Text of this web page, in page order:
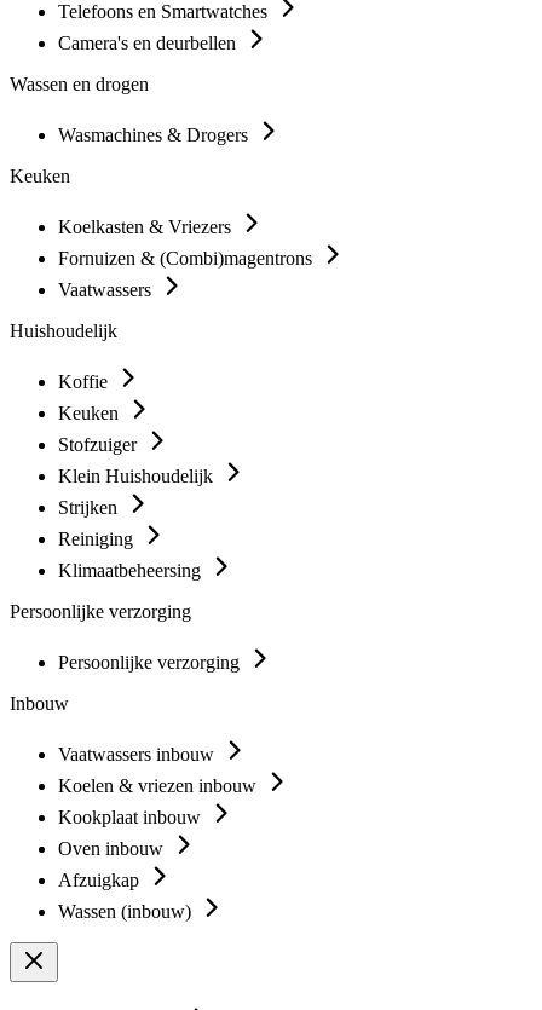
Telefoons en Smartwatches
Camera's en deurbellen
Wassen en drogen
Wasmachines & Drogers
Keuken
Koelkasten & Vriezers
Fornuizen & (Combi)magentrons
Vaatwassers
Huishoudelijk
Koffie
Keuken
Stofzuiger
Klein Huishoudelijk
Strijken
Reiniging
Klimaatbeheersing
Persoonlijke verzorging
Persoonlijke verzorging
Inbouw
Vaatwassers inbouw
Koelen & vriezen inbouw
Kookplaat inbouw
Oven inbouw
Afzuigkap
Wassen (inbouw)